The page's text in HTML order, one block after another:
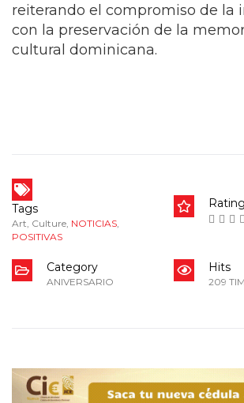
reiterando el compromiso de la
con la preservación de la
cultural dominicana.
Tags
Art Culture NOTICIAS
POSITIVAS
Rating
Category
ANIVERSARIO
Hits
209